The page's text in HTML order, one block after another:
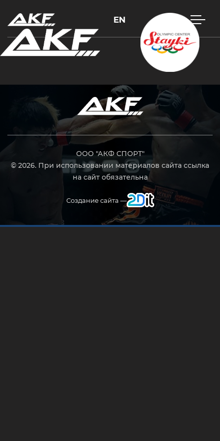
EN
ООО "АКФ СПОРТ"
© 2026. При использовании материалов сайта ссылка
на сайт обязательна
Создание сайта —
Нажмите Enter для поиска или Esc, чтобы закрыть